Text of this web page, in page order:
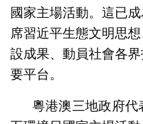
國家主場活動。這已
席習近平生態文明思
設成果、動員社會各
要平台。
粵港澳三地政府